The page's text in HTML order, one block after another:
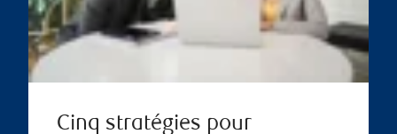
Cinq stratégies pour